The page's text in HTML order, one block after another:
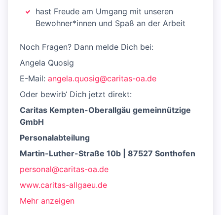
hast Freude am Umgang mit unseren
Bewohner*innen und Spaß an der Arbeit
Noch Fragen? Dann melde Dich bei:
Angela Quosig
E-Mail: angela.quosig@caritas-oa.de
Oder bewirb‘ Dich jetzt direkt:
Caritas Kempten-Oberallgäu gemeinnützige
GmbH
Personalabteilung
Martin-Luther-Straße 10b | 87527 Sonthofen
personal@caritas-oa.de
www.caritas-allgaeu.de
Mehr anzeigen